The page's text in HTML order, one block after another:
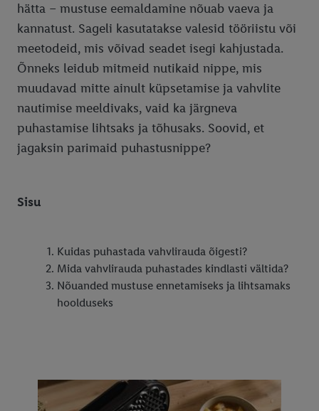
hätta – mustuse eemaldamine nõuab vaeva ja
kannatust. Sageli kasutatakse valesid tööriistu või
meetodeid, mis võivad seadet isegi kahjustada.
Õnneks leidub mitmeid nutikaid nippe, mis
muudavad mitte ainult küpsetamise ja vahvlite
nautimise meeldivaks, vaid ka järgneva
puhastamise lihtsaks ja tõhusaks. Soovid, et
jagaksin parimaid puhastusnippe?
Sisu
Kuidas puhastada vahvlirauda õigesti?
Mida vahvlirauda puhastades kindlasti vältida?
Nõuanded mustuse ennetamiseks ja lihtsamaks
hoolduseks